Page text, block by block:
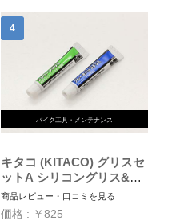
バイク工具・メンテナンス
キタコ (KITACO) グリスセ
ットA シリコングリス&ブ
レーキバッドグリス 各1本
AZ969-001
商品レビュー・口コミを見る
価格 : ￥825